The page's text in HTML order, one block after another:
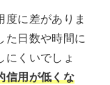
度に差がありま
た日数や時間に
にくいでしょ
信用が低くな